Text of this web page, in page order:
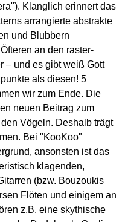
Klanglich erinnert das
arrangierte abstrakte
und Blubbern
an den raster-
– und es gibt weiß Gott
als diesen! 5
wir zum Ende. Die
neuen Beitrag zum
Vögeln. Deshalb trägt
Bei "KooKoo"
ansonsten ist das
klagenden,
(bzw. Bouzoukis
Flöten und einigem an
z.B. eine skythische